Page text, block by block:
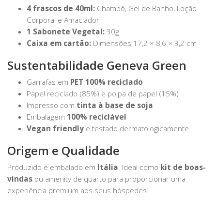
4 frascos de 40ml: Champô, Gel de Banho, Loção
Corporal e Amaciador
1 Sabonete Vegetal:30g
Caixa em cartão: Dimensões 17,2 × 8,6 × 3,2 cm
Sustentabilidade Geneva Green
Garrafas em PET 100% reciclado
Papel reciclado (85%) e polpa de papel (15%)
Impresso com tinta à base de soja
Embalagem 100% reciclável
Vegan friendly e testado dermatologicamente
Origem e Qualidade
Produzido e embalado em Itália. Ideal como kit de boas-
vindas ou amenity de quarto para proporcionar uma
experiência premium aos seus hóspedes.